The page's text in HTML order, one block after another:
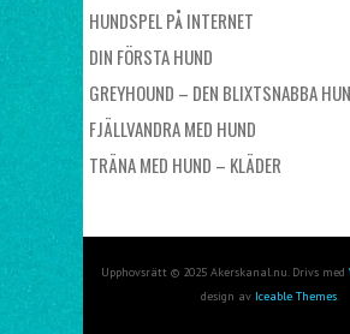
HUNDSPEL PÅ INTERNET
DIN FÖRSTA HUND
GREYHOUND – DEN BLIXTSNABBA
FJÄLLVANDRA MED HUND
TRÄNA MED HUND – KLÄDER
Upphovsrätt © 2025 Akerskanal.nu. Drivs med
design av Iceable Themes.